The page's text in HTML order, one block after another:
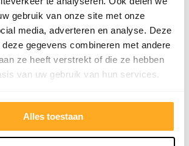
gebruik van onze site met onze
media, adverteren en analyse. Deze
gegevens combineren met andere
ze heeft verstrekt of die ze hebben
van uw gebruik van hun services.
Alles toestaan